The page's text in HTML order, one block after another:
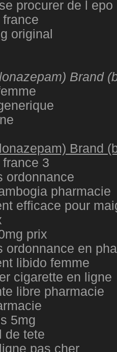
procurer de l epo
original
Brand
Brand
3
ordonnance
pharmacie
efficace pour
prix
ordonnance en
libido femme
cigarette en ligne
libre pharmacie
5mg
de tete
pas cher